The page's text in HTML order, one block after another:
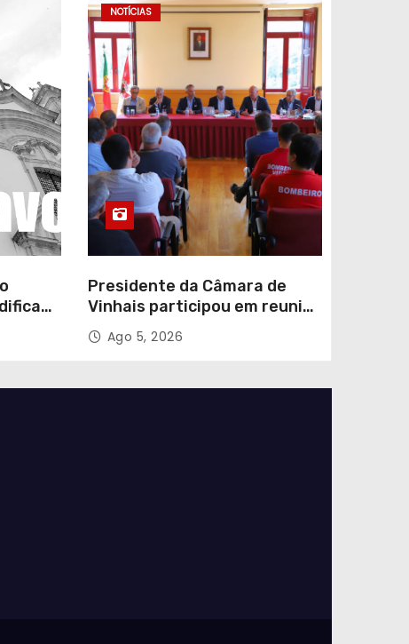
NOTÍCIAS
Presidente da Câmara de
Vinhais participou em reunião
com o Secretário de Estado
da Proteção Civil
Ago 5, 2026